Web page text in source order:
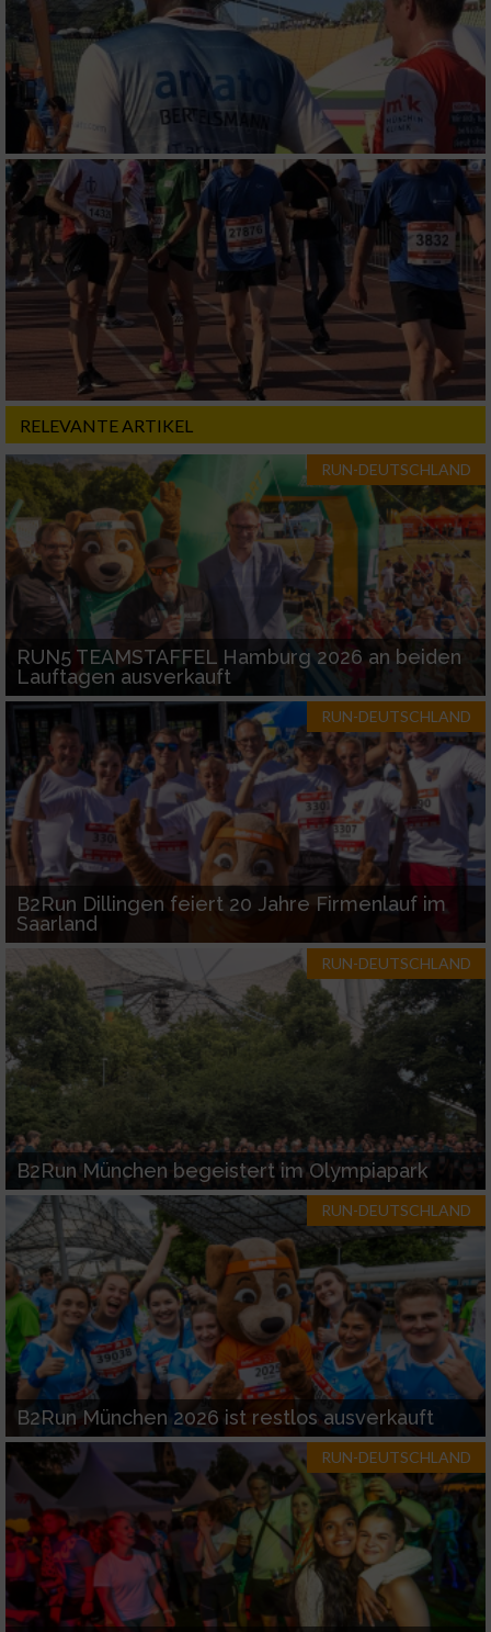
RELEVANTE ARTIKEL
RUN-DEUTSCHLAND
RUN5 TEAMSTAFFEL Hamburg 2026 an beiden
Lauftagen ausverkauft
RUN-DEUTSCHLAND
B2Run Dillingen feiert 20 Jahre Firmenlauf im
Saarland
RUN-DEUTSCHLAND
B2Run München begeistert im Olympiapark
RUN-DEUTSCHLAND
B2Run München 2026 ist restlos ausverkauft
RUN-DEUTSCHLAND
Analyse von Zielgruppen durch Statistiken
oder Kombinationen von Daten aus
verschiedenen Quellen
Entwicklung und Verbesserung der Angebote
Verwendung reduzierter Daten zur Auswahl
von Inhalten
IAB-Besonderheiten:
Verwendung genauer Standortdaten
Geräte anhand von aktiv angeforderten
Informationen identifizieren
Nicht-IAB-Verarbeitungszwecke:
Notwendig
Performance
Funktional
Werbung